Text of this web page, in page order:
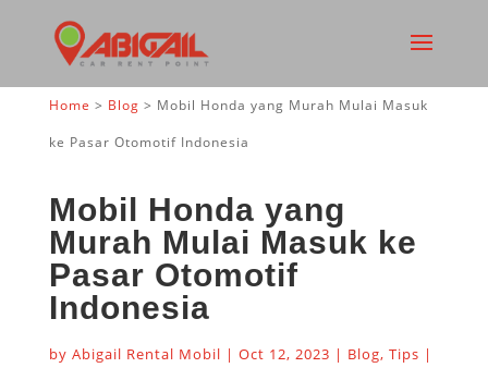
Home > Blog > Mobil Honda yang Murah Mulai Masuk
ke Pasar Otomotif Indonesia
Mobil Honda yang
Murah Mulai Masuk ke
Pasar Otomotif
Indonesia
by Abigail Rental Mobil | Oct 12, 2023 | Blog, Tips |